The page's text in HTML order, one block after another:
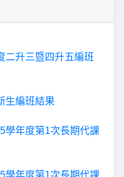
二升三暨四升五編班
生編班結果
學年度第1次長期代課
學年度第1次長期代課